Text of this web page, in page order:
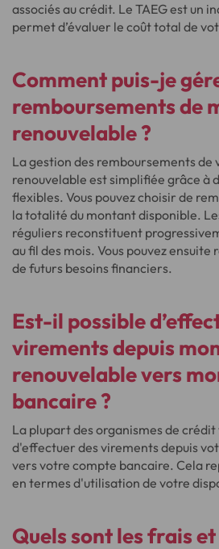
associés au crédit. Le TAEG est un
permet d’évaluer le coût total de
Comment puis-je
remboursements de
renouvelable ?
La gestion des remboursements de
renouvelable est simplifiée grâce à
flexibles. Vous pouvez choisir de
la totalité du montant disponible.
réguliers reconstituent
au fil des mois. Vous pouvez
de futurs besoins financiers.
Est-il possible
virements depuis
renouvelable vers
bancaire ?
La plupart des organismes de
d'effectuer des virements depuis
vers votre compte bancaire. Cela
en termes d'utilisation de votre
Quels sont les frais et